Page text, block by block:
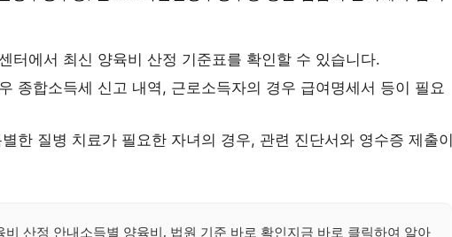
터에서 최신 양육비 산정 기준표를 확인할 수 있습니다.
종합소득세 신고 내역, 근로소득자의 경우 급여명세서 등이 필요
한 질병 치료가 필요한 자녀의 경우, 관련 진단서와 영수증 제출이
비 산정 안내소득별 양육비, 법원 기준 바로 확인지금 바로 클릭하여 알아